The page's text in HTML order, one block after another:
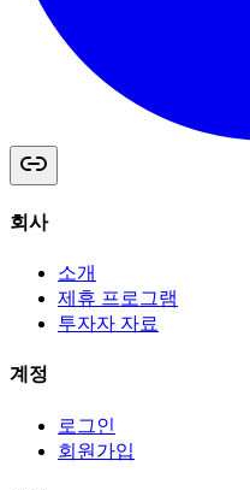
회사
소개
제휴 프로그램
투자자 자료
계정
로그인
회원가입